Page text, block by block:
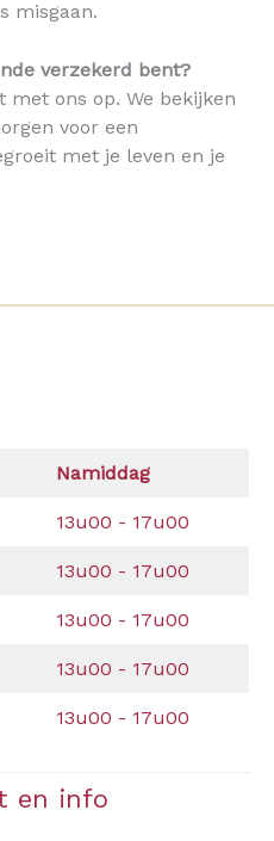
misgaan.
verzekerd bent?
ons op. We bekijken
voor een
met je leven en je
Namiddag
13u00 - 17u00
13u00 - 17u00
13u00 - 17u00
13u00 - 17u00
13u00 - 17u00
en info